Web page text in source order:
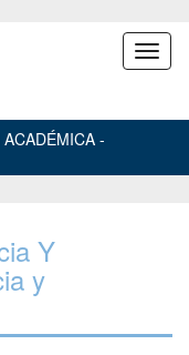
-
Y
y